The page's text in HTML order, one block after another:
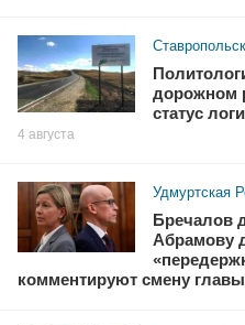
дорожном
статус
4 августа
Удмуртская
Бречалов
Абрамову
комментируют смену